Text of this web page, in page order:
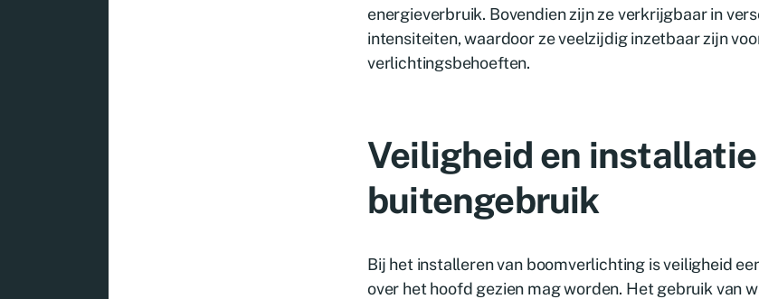
energieverbruik. Bovendien zijn ze verkrijgbaar in
intensiteiten, waardoor ze veelzijdig inzetbaar zijn
verlichtingsbehoeften.
Veiligheid en
buitengebruik
Bij het installeren van boomverlichting is veiligheid
over het hoofd gezien mag worden. Het gebruik van